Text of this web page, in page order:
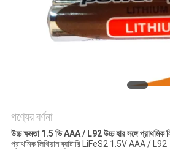
POLICY
পণ্যের বর্ণনা
উচ্চ ক্ষমতা 1.5 ভি AAA / L92 উচ্চ হার সঙ্গে প্রাথমিক
প্রাথমিক লিথিয়াম ব্যাটারি LiFeS2 1.5V AAA / L92